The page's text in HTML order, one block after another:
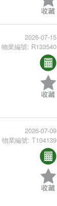
2026-07-15
物業編號: R133540
2026-07-09
物業編號: T104139